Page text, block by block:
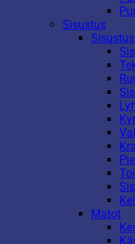
Sisustus
Sisustus
Matot